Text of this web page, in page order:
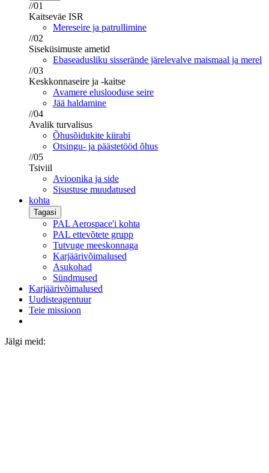
//01
Kaitseväe ISR
Mereseire ja patrullimine
//02
Siseküsimuste ametid
Ebaseadusliku sisserände järelevalve maismaal ja merel
//03
Keskkonnaseire ja -kaitse
Avamere eluslooduse seire
Jää haldamine
//04
Avalik turvalisus
Õhusõidukite kiirabi
Otsingu- ja päästetööd õhus
//05
Tsiviil
Avioonika ja side
Sisustuse muudatused
kohta
Tagasi
PAL Aerospace'i kohta
PAL ettevõtete grupp
Tutvuge meeskonnaga
Karjäärivõimalused
Asukohad
Sündmused
Karjäärivõimalused
Uudisteagentuur
Teie missioon
Jälgi meid: